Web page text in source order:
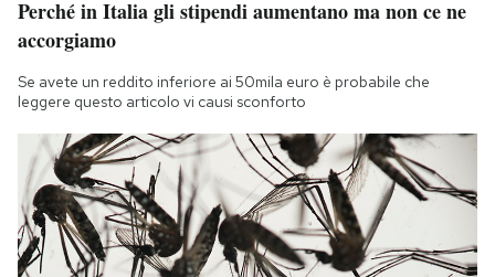
Notifiche mobile
Regala il Post
Hai bisogno di aiuto?
Esci
Perché in Italia gli stipendi aumentano ma non ce ne
accorgiamo
Se avete un reddito inferiore ai 50mila euro è probabile che
leggere questo articolo vi causi sconforto